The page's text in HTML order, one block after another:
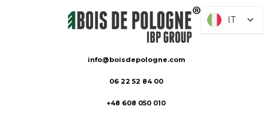
info@boisdepologne.com
06 22 52 84 00
+48 608 050 010
IT
IT